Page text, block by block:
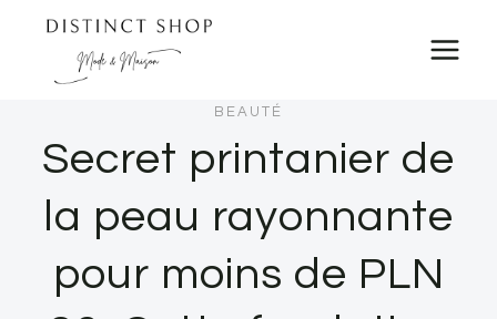
BEAUTÉ
Secret printanier de
la peau rayonnante
pour moins de PLN